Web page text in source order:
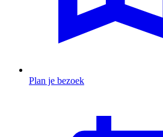
Plan je bezoek